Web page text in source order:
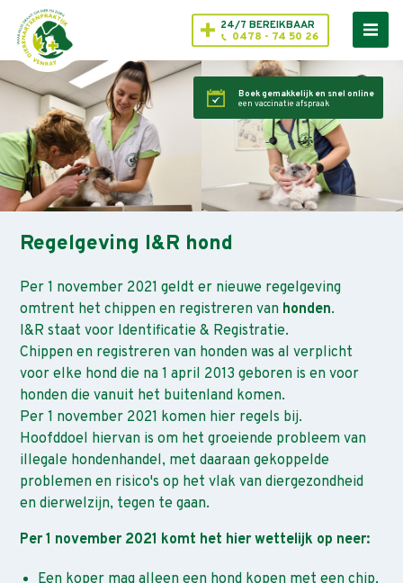
24/7 BEREIKBAAR
0478 - 74 50 26
Boek gemakkelijk en snel online
een vaccinatie afspraak
Regelgeving I&R hond
Per 1 november 2021 geldt er nieuwe regelgeving
omtrent het chippen en registreren van honden.
I&R staat voor Identificatie & Registratie.
Chippen en registreren van honden was al verplicht
voor elke hond die na 1 april 2013 geboren is en voor
honden die vanuit het buitenland komen.
Per 1 november 2021 komen hier regels bij.
Hoofddoel hiervan is om het groeiende probleem van
illegale hondenhandel, met daaraan gekoppelde
problemen en risico's op het vlak van diergezondheid
en dierwelzijn, tegen te gaan.
Per 1 november 2021 komt het hier wettelijk op neer: